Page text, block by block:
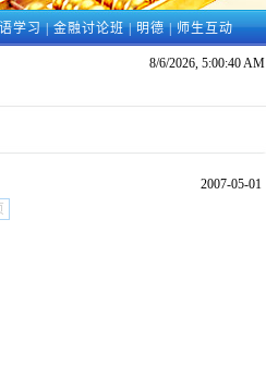
学习|金融讨论班|明德|师生互动
8/6/2026, 5:00:40 AM
2007-05-01